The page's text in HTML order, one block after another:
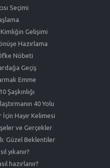
Seçimi
Gelişimi
Hazırlama
Nöbeti
Geçiş
Emme
Şaşkınlığı
40 Yolu
Hayır Kelimesi
ve Gerçekler
Güzel Beklentiler
yıkanır?
hazırlanır?